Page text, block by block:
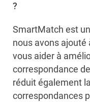
?
SmartMatch est
nous avons ajouté
vous aider à
correspondance
réduit également
correspondances